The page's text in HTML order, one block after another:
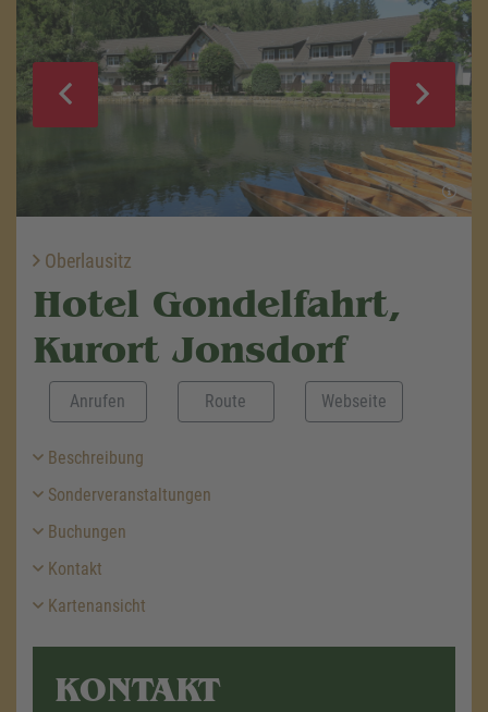
Oberlausitz
Hotel Gondelfahrt,
Kurort Jonsdorf
Anrufen Route Webseite
Beschreibung
Sonderveranstaltungen
Buchungen
Kontakt
Kartenansicht
KONTAKT